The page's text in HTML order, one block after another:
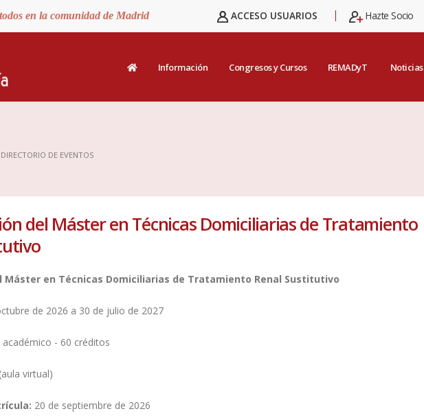
en la comunidad de Madrid ACCESO USUARIOS Hazte Socio
Información Congresos y Cursos REMADyT Noticias
DIRECTORIO DE EVENTOS
del Máster en Técnicas Domiciliarias de Tratamiento
Máster en Técnicas Domiciliarias de Tratamiento Renal Sustitutivo
de 2026 a 30 de julio de 2027
- 60 créditos
virtual)
20 de septiembre de 2026